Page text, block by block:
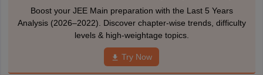
Boost your JEE Main preparation with the Last 5 Years
Analysis (2026–2022). Discover chapter-wise trends, difficulty
levels & high-weightage topics.
Try Now